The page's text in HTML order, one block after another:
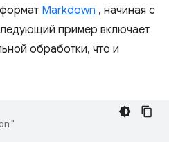
Markdown , начиная с
пример включает
обработки, что и